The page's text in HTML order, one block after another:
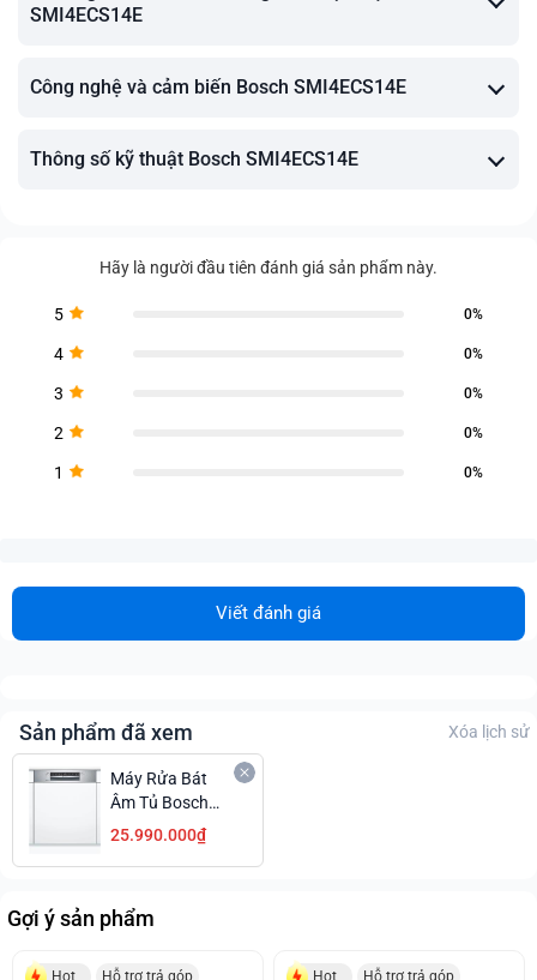
SMI4ECS14E
Công nghệ và cảm biến Bosch SMI4ECS14E
Thông số kỹ thuật Bosch SMI4ECS14E
Hãy là người đầu tiên đánh giá sản phẩm này.
5 0%
4 0%
3 0%
2 0%
1 0%
Viết đánh giá
Sản phẩm đã xem Xóa lịch sử
Máy Rửa Bát
Âm Tủ Bosch
SMI4ECS14E
Series 4 Hiện Đại
25.990.000₫
Gợi ý sản phẩm